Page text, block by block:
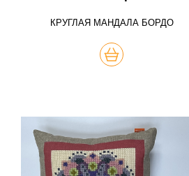
КРУГЛАЯ МАНДАЛА БОРДО
КУПИТЬ